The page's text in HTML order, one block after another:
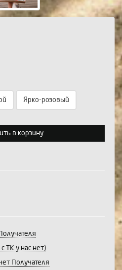
Ярко-розовый
количество:
Отмена
в корзину
ТК у нас нет)
Получателя